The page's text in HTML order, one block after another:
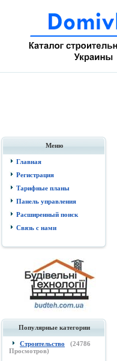
Меню
Главная
Регистрация
Тарифные планы
Панель управления
Расширенный поиск
Связь с нами
Популярные категории
Строительство (24786
Просмотров)